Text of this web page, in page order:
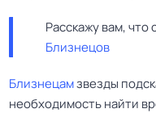
Близнецов
Близнецамзвезды
необходимость найти